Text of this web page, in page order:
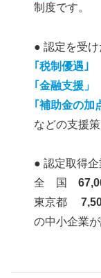
制度です。
● 認定を受け
｢税制優遇｣
｢金融支援」
｢補助金の加
などの支援
● 認定取得
全 国
東京都
の中小企業